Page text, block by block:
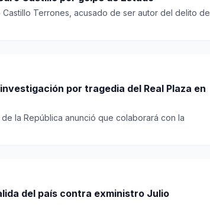
Terrones, acusado de ser autor del delito de
por tragedia del Real Plaza en
la República anunció que colaborará con la
del país contra exministro Julio